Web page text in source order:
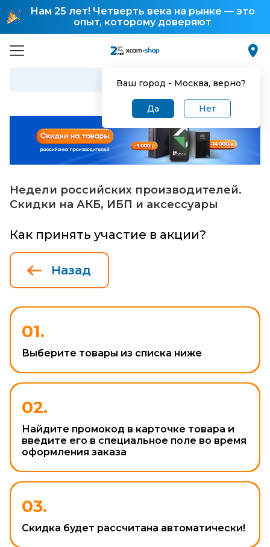
Нам 25 лет! Четверть века на рынке — это
опыт, которому доверяют
Ваш город - Москва, верно?
Да Нет
Недели российских производителей.
Скидки на АКБ, ИБП и аксессуары
Как принять участие в акции?
Назад
01.
Выберите товары из списка ниже
02.
Найдите промокод в карточке товара и
введите его в специальное поле во время
оформления заказа
03.
Скидка будет рассчитана автоматически!